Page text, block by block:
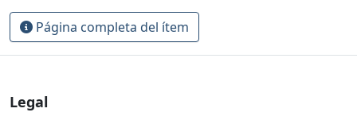
Página completa del ítem
Legal